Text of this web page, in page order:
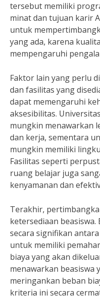
tersebut memiliki
minat dan tujuan karir
untuk
yang ada, karena
mempengaruhi
Faktor lain yang perlu
dan fasilitas yang
dapat memengaruhi
aksesibilitas.
mungkin menawarkan
dan kerja, sementara
mungkin memiliki
Fasilitas seperti
ruang belajar juga
kenyamanan dan
Terakhir,
ketersediaan
secara signifikan
untuk memiliki
biaya yang akan
menawarkan beasiswa
meringankan beban
kriteria ini secara